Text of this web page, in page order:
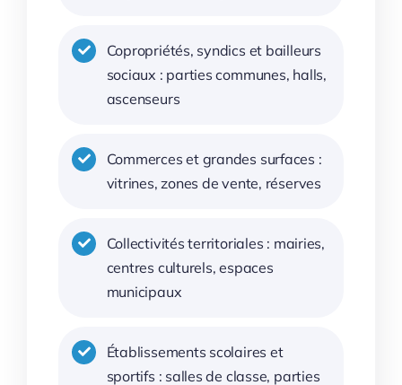
Copropriétés, syndics et bailleurs
sociaux : parties communes, halls,
ascenseurs
Commerces et grandes surfaces :
vitrines, zones de vente, réserves
Collectivités territoriales : mairies,
centres culturels, espaces
municipaux
Établissements scolaires et
sportifs : salles de classe, parties